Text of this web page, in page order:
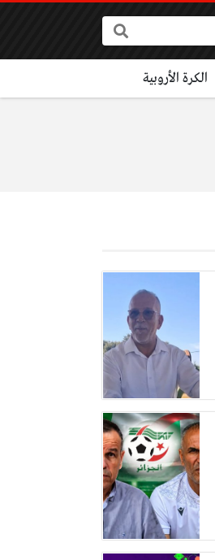
الكرة الأروبية